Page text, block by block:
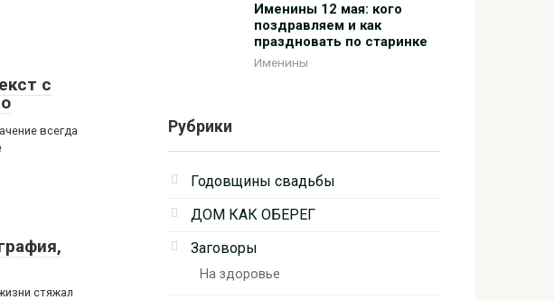
с
всегда
стяжал
Именины 12 мая: кого
поздравляем и как
праздновать по старинке
Именины
Рубрики
Годовщины свадьбы
ДОМ КАК ОБЕРЕГ
Заговоры
На здоровье